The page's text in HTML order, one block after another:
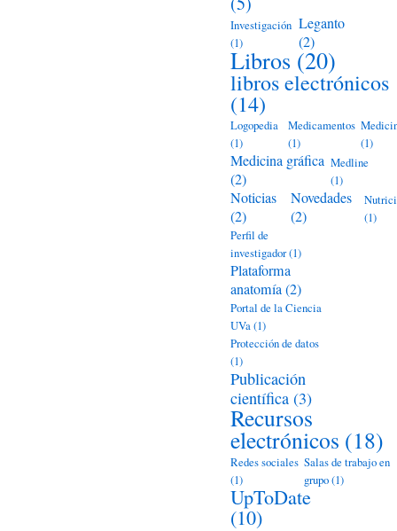
Investigación
(1)
Leganto
(2)
Libros (20)
libros electrónicos
(14)
Logopedia
(1)
Medicamentos
(1)
(1)
Medicina gráfica
(2)
Medline
(1)
Noticias
(2)
Novedades
(2)
(1)
Perfil de
investigador(1)
Plataforma
anatomía(2)
Portal de la Ciencia
UVa(1)
Protección de datos
(1)
Publicación
científica (3)
Recursos
electrónicos (18)
Redes sociales
(1)
Salas de trabajo en
grupo(1)
UpToDate
(10)